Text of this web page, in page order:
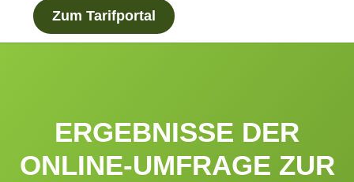
Zum Tarifportal
ERGEBNISSE DER
ONLINE-UMFRAGE ZUR